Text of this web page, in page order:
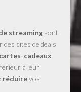
streamingsont
des sites de deals
cartes-cadeaux
à leur
réduirevos